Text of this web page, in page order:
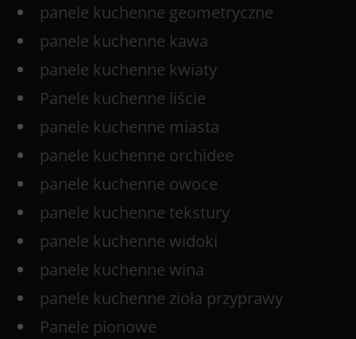
panele kuchenne geometryczne
panele kuchenne kawa
panele kuchenne kwiaty
Panele kuchenne liście
panele kuchenne miasta
panele kuchenne orchidee
panele kuchenne owoce
panele kuchenne tekstury
panele kuchenne widoki
panele kuchenne wina
panele kuchenne zioła przyprawy
Panele pionowe